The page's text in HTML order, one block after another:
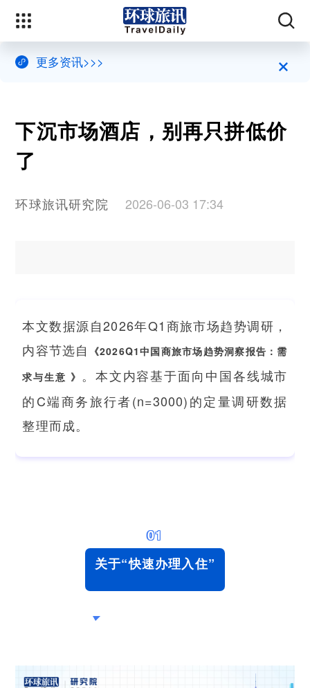
更多资讯>>> ×
下沉市场酒店，别再只拼低价
了
环球旅讯研究院 2026-06-03 17:34
本文数据源自2026年Q1商旅市场趋势调研，
内容节选自
《2026Q1中国商旅市场趋势洞察报告：需
求与生意 》 。本文内容基于面向中国各线城市
的C端商务旅行者(n=3000)的定量调研数据
整理而成。
01
关于“快速办理入住”